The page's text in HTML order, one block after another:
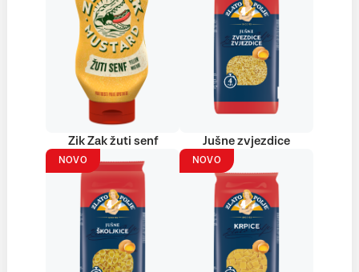
Zik Zak žuti senf Jušne zvjezdice
NOVO NOVO